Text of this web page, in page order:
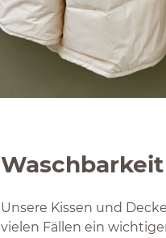
Waschbarkeit
Unsere Kissen und
vielen Fällen ein